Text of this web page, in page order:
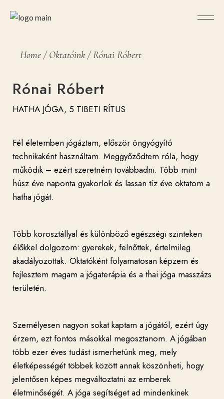
Home Oktatóink Rónai Róbert
Rónai Róbert
HATHA JÓGA, 5 TIBETI RÍTUS
Fél életemben jógáztam, először öngyógyító
technikaként használtam. Meggyőződtem róla, hogy
működik – ezért szeretném továbbadni. Több mint
húsz éve naponta gyakorlok és lassan tíz éve oktatom a
hatha jógát.
Több korosztállyal és különböző egészségi szinteken
élőkkel dolgozom: gyerekek, felnőttek, értelmileg
akadályozottak. Oktatóként folyamatosan képzem és
fejlesztem magam a jógaterápia és a thai jóga masszázs
területén.
Személyesen nagyon sokat kaptam a jógától, ezért úgy
érzem, ezt fontos másokkal megosztanom. A jógában
több ezer éves tudást ismerhetünk meg, mely
életképességét többek között annak köszönheti, hogy
jelentősen képes megváltoztatni az emberek
életminőségét. A jóga segítséget ad mindenkinek